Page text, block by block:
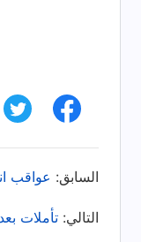
الشؤون
أداء واجباته
الخضوع لله،
يكون الشخص
السابق: عواقب
التالي: تأملات